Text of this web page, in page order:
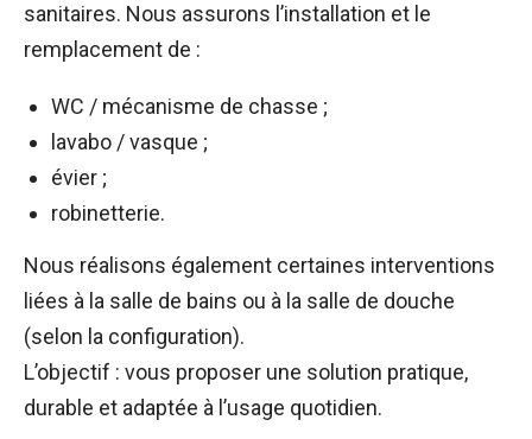
sanitaires. Nous assurons l’installation et le
remplacement de :
WC / mécanisme de chasse ;
lavabo / vasque ;
évier ;
robinetterie.
Nous réalisons également certaines interventions
liées à la salle de bains ou à la salle de douche
(selon la configuration).
L’objectif : vous proposer une solution pratique,
durable et adaptée à l’usage quotidien.